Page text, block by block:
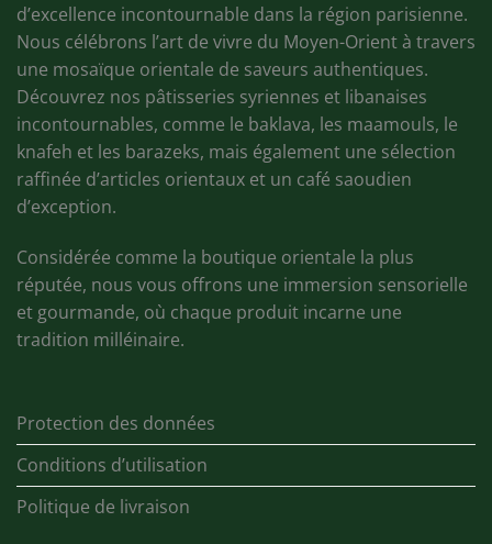
d’excellence incontournable dans la région parisienne.
Nous célébrons l’art de vivre du Moyen-Orient à travers
une mosaïque orientale de saveurs authentiques.
Découvrez nos pâtisseries syriennes et libanaises
incontournables, comme le baklava, les maamouls, le
knafeh et les barazeks, mais également une sélection
raffinée d’articles orientaux et un café saoudien
d’exception.
Considérée comme la boutique orientale la plus
réputée, nous vous offrons une immersion sensorielle
et gourmande, où chaque produit incarne une
tradition milléinaire.
Protection des données
Conditions d’utilisation
Politique de livraison